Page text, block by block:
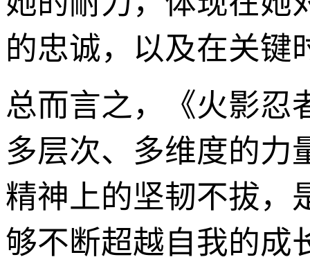
的忠诚，以及在关键
总而言之，《火影忍
多层次、多维度的力
精神上的坚韧不拔，
够不断超越自我的成